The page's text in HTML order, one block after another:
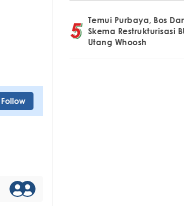
Follow
Temui Purbaya, Bos
Skema Restrukturisasi
Utang Whoosh